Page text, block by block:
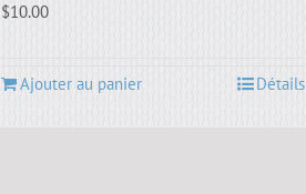
$10.00
Ajouter au panier Détails